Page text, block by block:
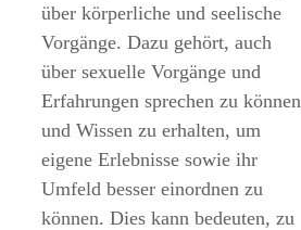
über körperliche und seelische
Vorgänge. Dazu gehört, auch
über sexuelle Vorgänge und
Erfahrungen sprechen zu können
und Wissen zu erhalten, um
eigene Erlebnisse sowie ihr
Umfeld besser einordnen zu
können. Dies kann bedeuten, zu